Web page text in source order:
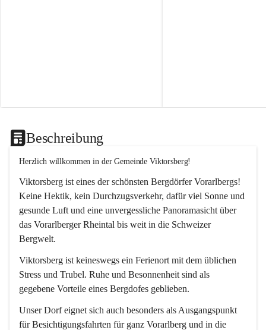
Beschreibung
Herzlich willkommen in der Gemeinde Viktorsberg!
Viktorsberg ist eines der schönsten Bergdörfer Vorarlbergs!
Keine Hektik, kein Durchzugsverkehr, dafür viel Sonne und
gesunde Luft und eine unvergessliche Panoramasicht über
das Vorarlberger Rheintal bis weit in die Schweizer
Bergwelt.
Viktorsberg ist keineswegs ein Ferienort mit dem üblichen
Stress und Trubel. Ruhe und Besonnenheit sind als
gegebene Vorteile eines Bergdofes geblieben.
Unser Dorf eignet sich auch besonders als Ausgangspunkt
für Besichtigungsfahrten für ganz Vorarlberg und in die